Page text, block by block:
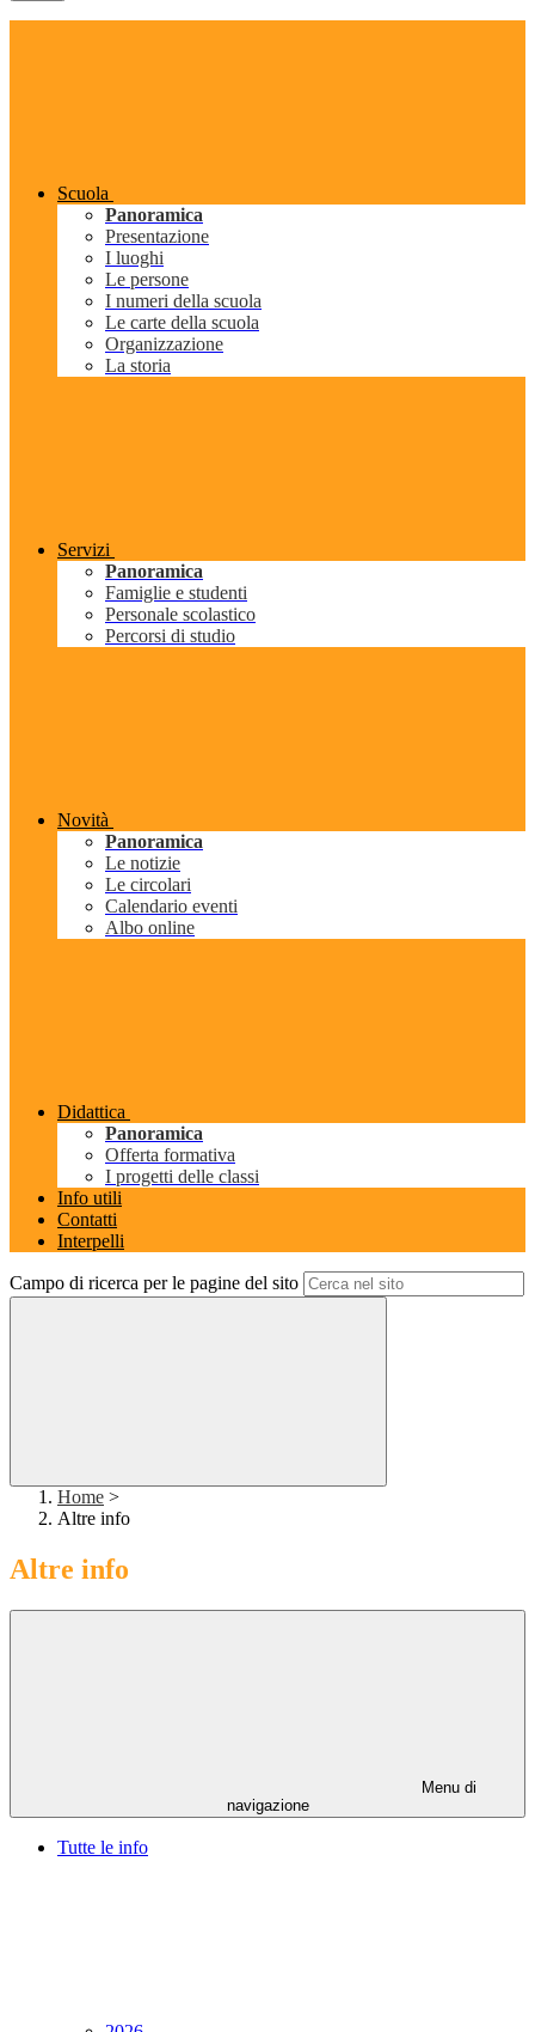
Scuola
Panoramica
Presentazione
I luoghi
Le persone
I numeri della scuola
Le carte della scuola
Organizzazione
La storia
Servizi
Panoramica
Famiglie e studenti
Personale scolastico
Percorsi di studio
Novità
Panoramica
Le notizie
Le circolari
Calendario eventi
Albo online
Didattica
Panoramica
Offerta formativa
I progetti delle classi
Info utili
Contatti
Interpelli
Campo di ricerca per le pagine del sito
Home >
Altre info
Altre info
Menu di
navigazione
Tutte le info